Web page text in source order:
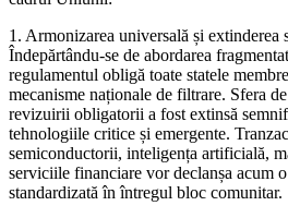
1. Armonizarea universală și extinderea
Îndepărtându-se de abordarea
regulamentul obligă toate statele
mecanisme naționale de filtrare. Sfera
revizuirii obligatorii a fost extinsă
tehnologiile critice și emergente.
semiconductorii, inteligența artificială,
serviciile financiare vor declanșa acum
standardizată în întregul bloc comunitar.